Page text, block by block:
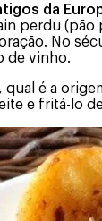
da
perdu (pão
No
de vinho.
é a
e fritá-lo